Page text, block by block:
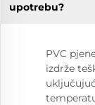
upotrebu?
PVC
izdrže